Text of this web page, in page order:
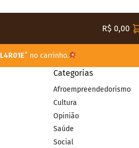
R$ 0,00
L4R01E” no carrinho.
Categorias
Afroempreendedorismo
Cultura
Opinião
Saúde
Social